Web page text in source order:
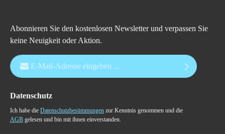
Abonnieren Sie den kostenlosen Newsletter und verpassen Sie
keine Neuigkeit oder Aktion.
E-Mail-Adresse*
Datenschutz
Ich habe die Datenschutzbestimmungen zur Kenntnis genommen und die
AGB gelesen und bin mit ihnen einverstanden.